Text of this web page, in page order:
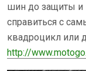
шин до защиты и
справиться с
квадроцикл или
http://